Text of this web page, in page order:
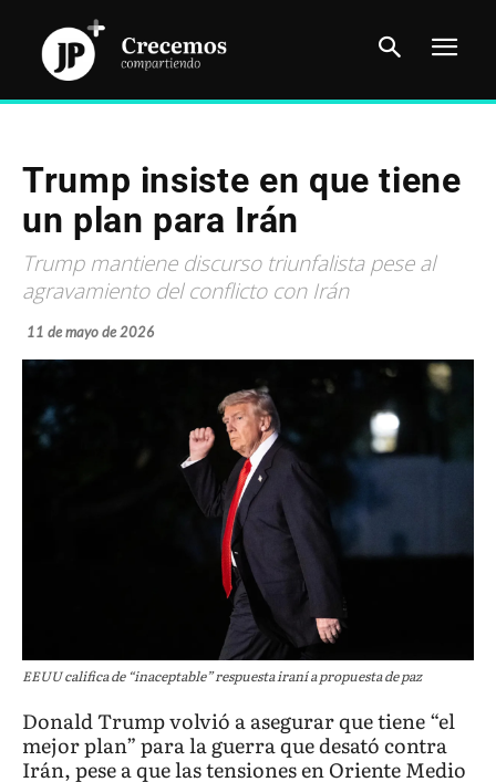
Trump insiste en que tiene
un plan para Irán
Trump mantiene discurso triunfalista pese al
agravamiento del conflicto con Irán
11 de mayo de 2026
EEUU califica de “inaceptable” respuesta iraní a propuesta de paz
Donald Trump volvió a asegurar que tiene “el
mejor plan” para la guerra que desató contra
Irán, pese a que las tensiones en Oriente Medio